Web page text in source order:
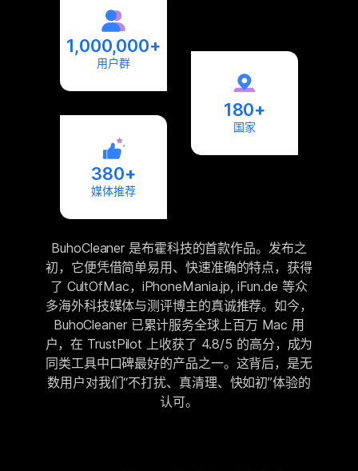
1,000,000+
用户群
180+
国家
380+
媒体推荐
BuhoCleaner 是布霍科技的首款作品。发布之
初，它便凭借简单易用、快速准确的特点，获得
了 CultOfMac，iPhoneMania.jp, iFun.de 等众
多海外科技媒体与测评博主的真诚推荐。如今，
BuhoCleaner 已累计服务全球上百万 Mac 用
户，在 TrustPilot 上收获了 4.8/5 的高分，成为
同类工具中口碑最好的产品之一。这背后，是无
数用户对我们“不打扰、真清理、快如初”体验的
认可。